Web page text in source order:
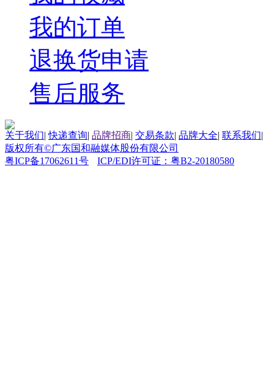
我的订单
退换货申请
售后服务
关于我们|快递查询| 品牌招商| 交易条款| 品牌大全| 联系我们|
版权所有©广东国和融媒体股份有限公司
粤ICP备17062611号
ICP/EDI许可证：粤B2-20180580